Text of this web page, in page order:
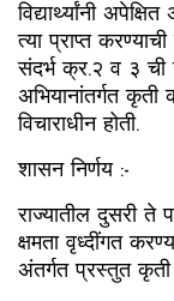
विद्यार्थ्यांनी
त्या प्राप्त
संदर्भ क्र.२ व ३ ची
अभियानांतर्गत कृती
विचाराधीन होती.
शासन निर्णय :-
राज्यातील दुसरी ते
क्षमता वृध्दींगत
अंतर्गत प्रस्तुत कृती